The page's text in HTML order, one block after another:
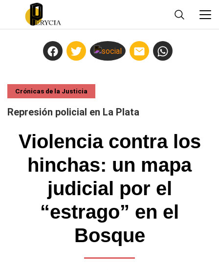
Crónicas de la Justicia
Represión policial en La Plata
Violencia contra los
hinchas: un mapa
judicial por el
“estrago” en el
Bosque